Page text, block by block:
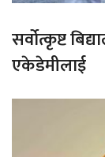
सर्वोत्कृष्ट
एकेडेमीलाई